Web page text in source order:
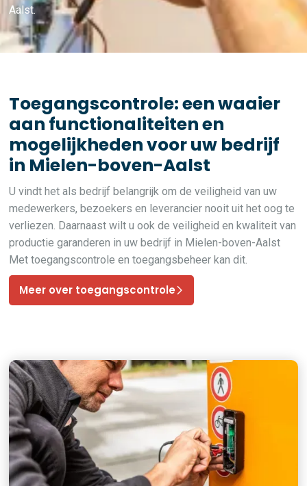
Aalst.
Toegangscontrole: een waaier
aan functionaliteiten en
mogelijkheden voor uw bedrijf
in Mielen-boven-Aalst
U vindt het als bedrijf belangrijk om de veiligheid van uw
medewerkers, bezoekers en leverancier nooit uit het oog te
verliezen. Daarnaast wilt u ook de veiligheid en kwaliteit van
productie garanderen in uw bedrijf in Mielen-boven-Aalst
Met toegangscontrole en toegangsbeheer kan dit.
Meer over toegangscontrole